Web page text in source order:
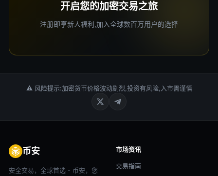
开启您的加密交易之旅
注册即享新人福利,加入全球数百万用户的选择
⚠ 风险提示:加密货币价格波动剧烈,投资有风险,入市需谨慎
币安
安全交易，全球首选 - 币安，您
市场资讯
交易指南